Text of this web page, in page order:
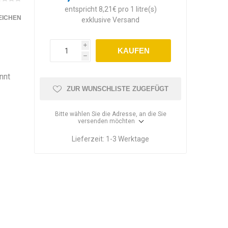
entspricht 8,21€ pro 1 litre(s)
exklusiveVersand
i
h
KAUFEN
ZUR WUNSCHLISTE ZUGEFÜGT
Bitte wählen Sie die Adresse, an die Sie
versenden möchten
Lieferzeit: 1-3 Werktage